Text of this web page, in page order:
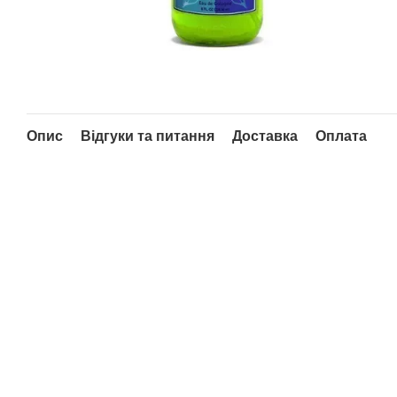
Опис Відгуки та питання Доставка Оплата